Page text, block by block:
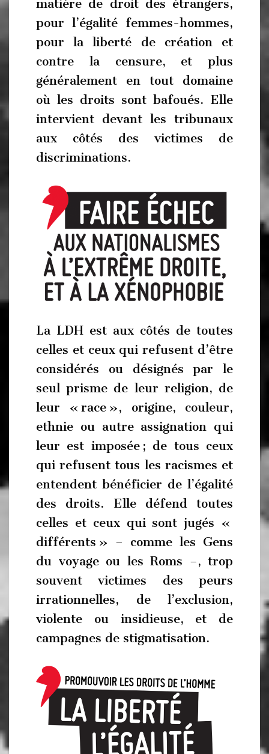
matière de droit des étrangers,
pour l’égalité femmes-hommes,
pour la liberté de création et
contre la censure, et plus
généralement en tout domaine
où les droits sont bafoués. Elle
intervient devant les tribunaux
aux côtés des victimes de
discriminations.
La LDH est aux côtés de toutes
celles et ceux qui refusent d’être
considérés ou désignés par le
seul prisme de leur religion, de
leur « race », origine, couleur,
ethnie ou autre assignation qui
leur est imposée ; de tous ceux
qui refusent tous les racismes et
entendent bénéficier de l’égalité
des droits. Elle défend toutes
celles et ceux qui sont jugés «
différents » – comme les Gens
du voyage ou les Roms –, trop
souvent victimes des peurs
irrationnelles, de l’exclusion,
violente ou insidieuse, et de
campagnes de stigmatisation.